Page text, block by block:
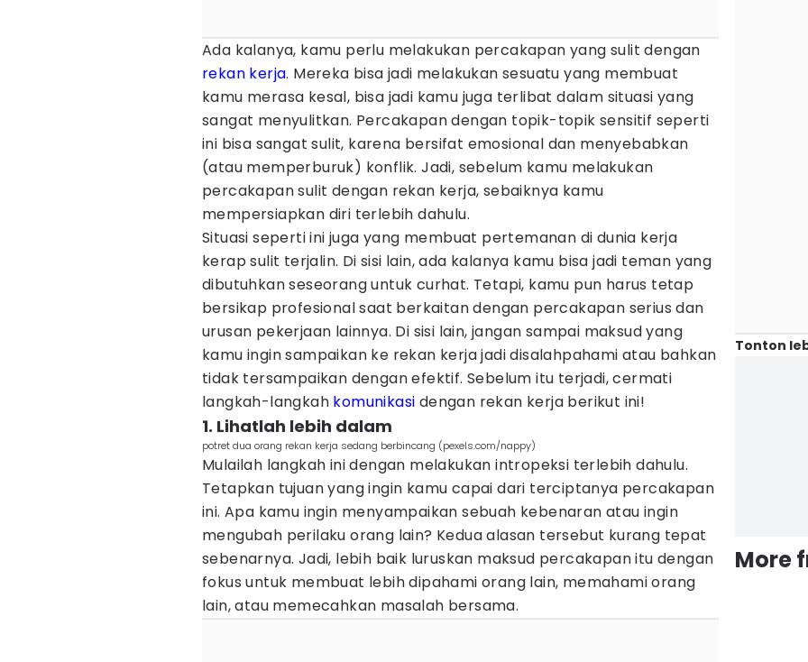
Ada kalanya, kamu perlu melakukan percakapan yang sulit dengan
rekan kerja. Mereka bisa jadi melakukan sesuatu yang membuat
kamu merasa kesal, bisa jadi kamu juga terlibat dalam situasi yang
sangat menyulitkan. Percakapan dengan topik-topik sensitif seperti
ini bisa sangat sulit, karena bersifat emosional dan menyebabkan
(atau memperburuk) konflik. Jadi, sebelum kamu melakukan
percakapan sulit dengan rekan kerja, sebaiknya kamu
mempersiapkan diri terlebih dahulu.
Situasi seperti ini juga yang membuat pertemanan di dunia kerja
kerap sulit terjalin. Di sisi lain, ada kalanya kamu bisa jadi teman yang
dibutuhkan seseorang untuk curhat. Tetapi, kamu pun harus tetap
bersikap profesional saat berkaitan dengan percakapan serius dan
urusan pekerjaan lainnya. Di sisi lain, jangan sampai maksud yang
kamu ingin sampaikan ke rekan kerja jadi disalahpahami atau bahkan
tidak tersampaikan dengan efektif. Sebelum itu terjadi, cermati
langkah-langkah komunikasi dengan rekan kerja berikut ini!
1. Lihatlah lebih dalam
potret dua orang rekan kerja sedang berbincang (pexels.com/nappy)
Mulailah langkah ini dengan melakukan intropeksi terlebih dahulu.
Tetapkan tujuan yang ingin kamu capai dari terciptanya percakapan
ini. Apa kamu ingin menyampaikan sebuah kebenaran atau ingin
mengubah perilaku orang lain? Kedua alasan tersebut kurang tepat
sebenarnya. Jadi, lebih baik luruskan maksud percakapan itu dengan
fokus untuk membuat lebih dipahami orang lain, memahami orang
lain, atau memecahkan masalah bersama.
Tonton
More